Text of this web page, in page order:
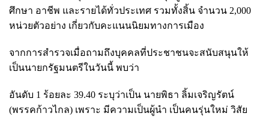
ศึกษา อาชีพ และรายได้ทั่วประเทศ รวมทั้งสิ้น จำนวน 2,000
หน่วยตัวอย่าง เกี่ยวกับคะแนนนิยมทางการเมือง
จากการสำรวจเมื่อถามถึงบุคคลที่ประชาชนจะสนับสนุนให้
เป็นนายกรัฐมนตรีในวันนี้ พบว่า
อันดับ 1 ร้อยละ 39.40 ระบุว่าเป็น นายพิธา ลิ้มเจริญรัตน์
(พรรคก้าวไกล) เพราะ มีความเป็นผู้นำ เป็นคนรุ่นใหม่ วิสัย